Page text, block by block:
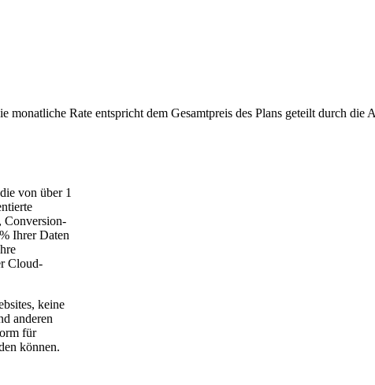
monatliche Rate entspricht dem Gesamtpreis des Plans geteilt durch die
von über 1
Conversion-
Ihrer Daten
Cloud-
keine
anderen
für
können.